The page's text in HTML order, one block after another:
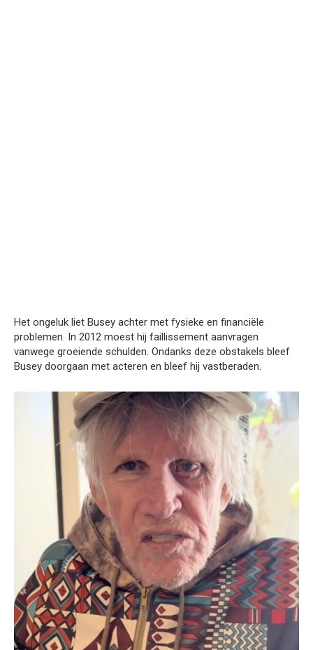
Het ongeluk liet Busey achter met fysieke en financiële
problemen. In 2012 moest hij faillissement aanvragen
vanwege groeiende schulden. Ondanks deze obstakels bleef
Busey doorgaan met acteren en bleef hij vastberaden.